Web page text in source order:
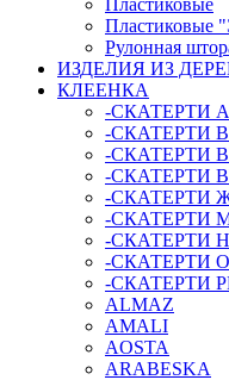
Пластиковые
Рулонная
ИЗДЕЛИЯ ИЗ
КЛЕЕНКА
-СКАТЕРТИ
-СКАТЕРТИ
-СКАТЕРТИ
-СКАТЕРТИ
-СКАТЕРТИ
-СКАТЕРТИ
-СКАТЕРТИ
-СКАТЕРТИ
-СКАТЕРТИ
ALMAZ
AMALI
AOSTA
ARABESKA